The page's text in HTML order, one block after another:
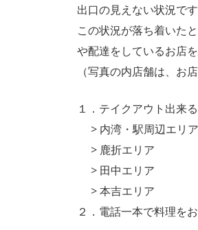
出口の見えない状況で
この状況が落ち着いた
や配達をしているお店
（写真の内店舗は、お
１．テイクアウト出来
> 内湾・駅周辺エリア
> 鹿折エリア
> 田中エリア
> 本吉エリア
２．電話一本で料理を